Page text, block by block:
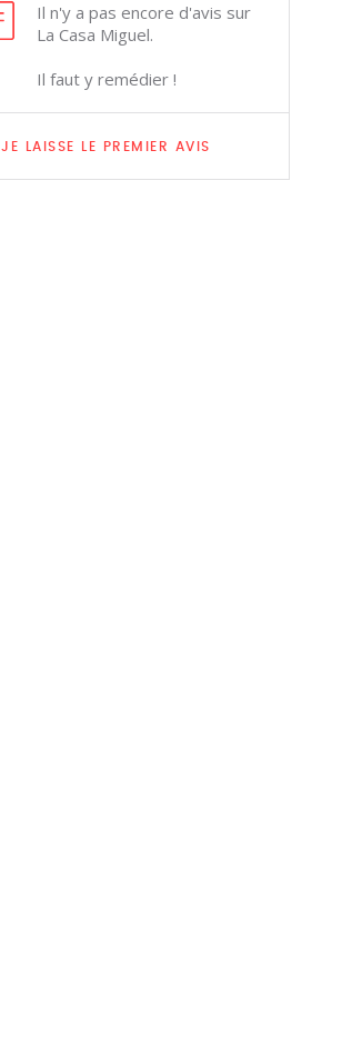
Il n'y a pas encore d'avis sur
La Casa Miguel.
Il faut y remédier !
JE LAISSE LE PREMIER AVIS